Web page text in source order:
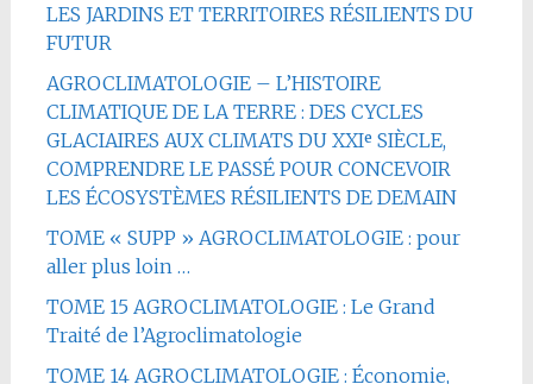
LES JARDINS ET TERRITOIRES RÉSILIENTS DU
FUTUR
AGROCLIMATOLOGIE – L’HISTOIRE
CLIMATIQUE DE LA TERRE : DES CYCLES
GLACIAIRES AUX CLIMATS DU XXIᵉ SIÈCLE,
COMPRENDRE LE PASSÉ POUR CONCEVOIR
LES ÉCOSYSTÈMES RÉSILIENTS DE DEMAIN
TOME « SUPP » AGROCLIMATOLOGIE : pour
aller plus loin …
TOME 15 AGROCLIMATOLOGIE : Le Grand
Traité de l’Agroclimatologie
TOME 14 AGROCLIMATOLOGIE : Économie,